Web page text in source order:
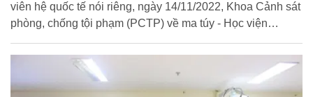
viên hệ quốc tế nói riêng, ngày 14/11/2022, Khoa Cảnh sát
phòng, chống tội phạm (PCTP) về ma túy - Học viện
ma túy” dành cho học viên các lớp hệ quốc tế đang tham
gia học tập các môn học của Khoa Cảnh sát PCTP về ma
túy.